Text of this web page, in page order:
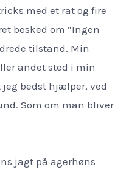
med et rat og fire
besked om “Ingen
tilstand. Min
andet sted i min
bedst hjælper, ved
Som om man bliver
jagt på agerhøns